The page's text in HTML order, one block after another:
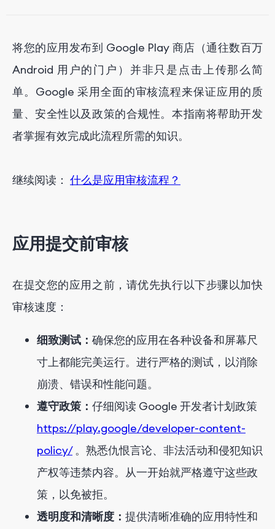
Google Play 商店拒绝应用的原因
Google Play 商店的重新提交和申诉流程
通过 FoxData 获取专业的应用营销服务
将您的应用发布到 Google Play 商店（通往数百万
Android 用户的门户）并非只是点击上传那么简
单。Google 采用全面的审核流程来保证应用的质
量、安全性以及政策的合规性。本指南将帮助开发
者掌握有效完成此流程所需的知识。
继续阅读： 什么是应用审核流程？
应用提交前审核
在提交您的应用之前，请优先执行以下步骤以加快
审核速度：
细致测试： 确保您的应用在各种设备和屏幕尺
寸上都能完美运行。进行严格的测试，以消除
崩溃、错误和性能问题。
遵守政策： 仔细阅读 Google 开发者计划政策
https://play.google/developer-content-
policy/ 。熟悉仇恨言论、非法活动和侵犯知识
产权等违禁内容。从一开始就严格遵守这些政
策，以免被拒。
透明度和清晰度： 提供清晰准确的应用特性和